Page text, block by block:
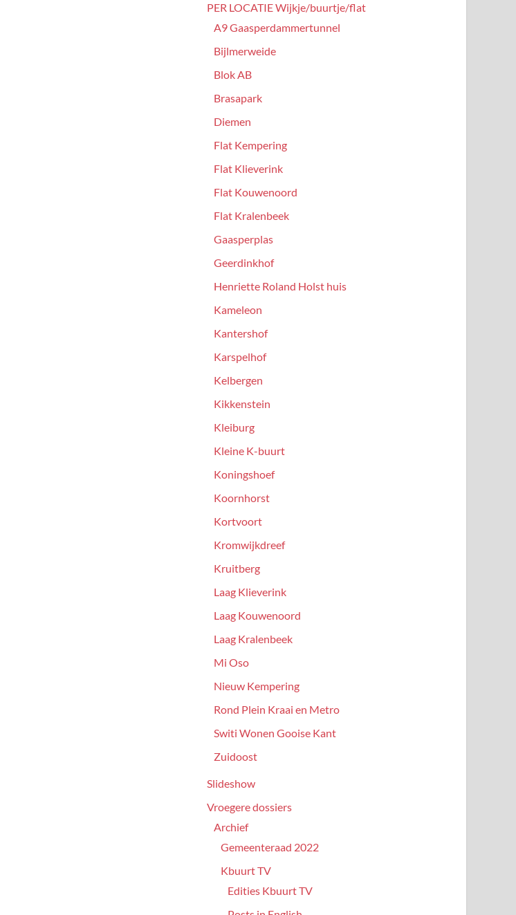
PER LOCATIE Wijkje/buurtje/flat
A9 Gaasperdammertunnel
Bijlmerweide
Blok AB
Brasapark
Diemen
Flat Kempering
Flat Klieverink
Flat Kouwenoord
Flat Kralenbeek
Gaasperplas
Geerdinkhof
Henriette Roland Holst huis
Kameleon
Kantershof
Karspelhof
Kelbergen
Kikkenstein
Kleiburg
Kleine K-buurt
Koningshoef
Koornhorst
Kortvoort
Kromwijkdreef
Kruitberg
Laag Klieverink
Laag Kouwenoord
Laag Kralenbeek
Mi Oso
Nieuw Kempering
Rond Plein Kraai en Metro
Switi Wonen Gooise Kant
Zuidoost
Slideshow
Vroegere dossiers
Archief
Gemeenteraad 2022
Kbuurt TV
Edities Kbuurt TV